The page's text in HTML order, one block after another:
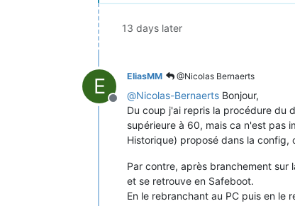
13 days later
E
Offline
EliasMM @Nicolas Bernaerts
@Nicolas-Bernaerts Bonjour,
Du coup j'ai repris la procédure du
supérieure à 60, mais ca n'est pas
Historique) proposé dans la config,
Par contre, après branchement sur
et se retrouve en Safeboot.
En le rebranchant au PC puis en le